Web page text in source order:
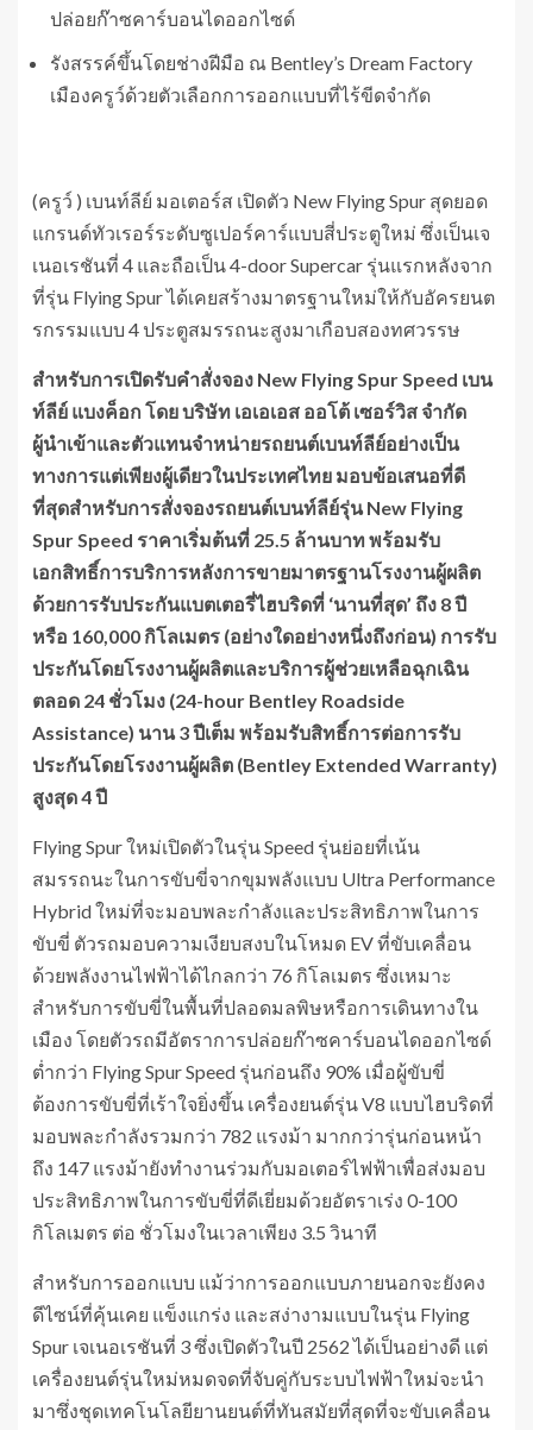
ปล่อยก๊าซคาร์บอนไดออกไซด์
รังสรรค์ขึ้นโดยช่างฝีมือ ณ Bentley’s Dream Factory
เมืองครูว์ด้วยตัวเลือกการออกแบบที่ไร้ขีดจำกัด
(ครูว์ ) เบนท์ลีย์ มอเตอร์ส เปิดตัว New Flying Spur สุดยอด
แกรนด์ทัวเรอร์ระดับซูเปอร์คาร์แบบสี่ประตูใหม่ ซึ่งเป็นเจ
เนอเรชันที่ 4 และถือเป็น 4-door Supercar รุ่นแรกหลังจาก
ที่รุ่น Flying Spur ได้เคยสร้างมาตรฐานใหม่ให้กับอัครยนต
รกรรมแบบ 4 ประตูสมรรถนะสูงมาเกือบสองทศวรรษ
สำหรับการเปิดรับคำสั่งจอง New Flying Spur Speed เบน
ท์ลีย์ แบงค็อก โดย บริษัท เอเอเอส ออโต้ เซอร์วิส จำกัด
ผู้นำเข้าและตัวแทนจำหน่ายรถยนต์เบนท์ลีย์อย่างเป็น
ทางการแต่เพียงผู้เดียวในประเทศไทย มอบข้อเสนอที่ดี
ที่สุดสำหรับการสั่งจองรถยนต์เบนท์ลีย์รุ่นNew Flying
Spur Speed ราคาเริ่มต้นที่ 25.5 ล้านบาท พร้อมรับ
เอกสิทธิ์การบริการหลังการขายมาตรฐานโรงงานผู้ผลิต
ด้วยการรับประกันแบตเตอรี่ไฮบริดที่ ‘นานที่สุด’ ถึง 8 ปี
หรือ 160,000 กิโลเมตร (อย่างใดอย่างหนึ่งถึงก่อน) การรับ
ประกันโดยโรงงานผู้ผลิตและบริการผู้ช่วยเหลือฉุกเฉิน
ตลอด 24 ชั่วโมง (24-hour Bentley Roadside
Assistance) นาน 3 ปีเต็ม พร้อมรับสิทธิ์การต่อการรับ
ประกันโดยโรงงานผู้ผลิต (Bentley Extended Warranty)
สูงสุด 4 ปี
Flying Spur ใหม่เปิดตัวในรุ่น Speed รุ่นย่อยที่เน้น
สมรรถนะในการขับขี่จากขุมพลังแบบ Ultra Performance
Hybrid ใหม่ที่จะมอบพละกำลังและประสิทธิภาพในการ
ขับขี่ ตัวรถมอบความเงียบสงบในโหมด EV ที่ขับเคลื่อน
ด้วยพลังงานไฟฟ้าได้ไกลกว่า 76 กิโลเมตร ซึ่งเหมาะ
สำหรับการขับขี่ในพื้นที่ปลอดมลพิษหรือการเดินทางใน
เมือง โดยตัวรถมีอัตราการปล่อยก๊าซคาร์บอนไดออกไซด์
ต่ำกว่า Flying Spur Speed ​​รุ่นก่อนถึง 90% เมื่อผู้ขับขี่
ต้องการขับขี่ที่เร้าใจยิ่งขึ้น เครื่องยนต์รุ่น V8 แบบไฮบริดที่
มอบพละกำลังรวมกว่า 782 แรงม้า มากกว่ารุ่นก่อนหน้า
ถึง 147 แรงม้ายังทำงานร่วมกับมอเตอร์ไฟฟ้าเพื่อส่งมอบ
ประสิทธิภาพในการขับขี่ที่ดีเยี่ยมด้วยอัตราเร่ง 0-100
กิโลเมตร ต่อ ชั่วโมงในเวลาเพียง 3.5 วินาที
สำหรับการออกแบบ แม้ว่าการออกแบบภายนอกจะยังคง
ดีไซน์ที่คุ้นเคย แข็งแกร่ง และสง่างามแบบในรุ่น Flying
Spur เจเนอเรชันที่ 3 ซึ่งเปิดตัวในปี 2562 ได้เป็นอย่างดี แต่
เครื่องยนต์รุ่นใหม่หมดจดที่จับคู่กับระบบไฟฟ้าใหม่จะนำ
มาซึ่งชุดเทคโนโลยียานยนต์ที่ทันสมัยที่สุดที่จะขับเคลื่อน